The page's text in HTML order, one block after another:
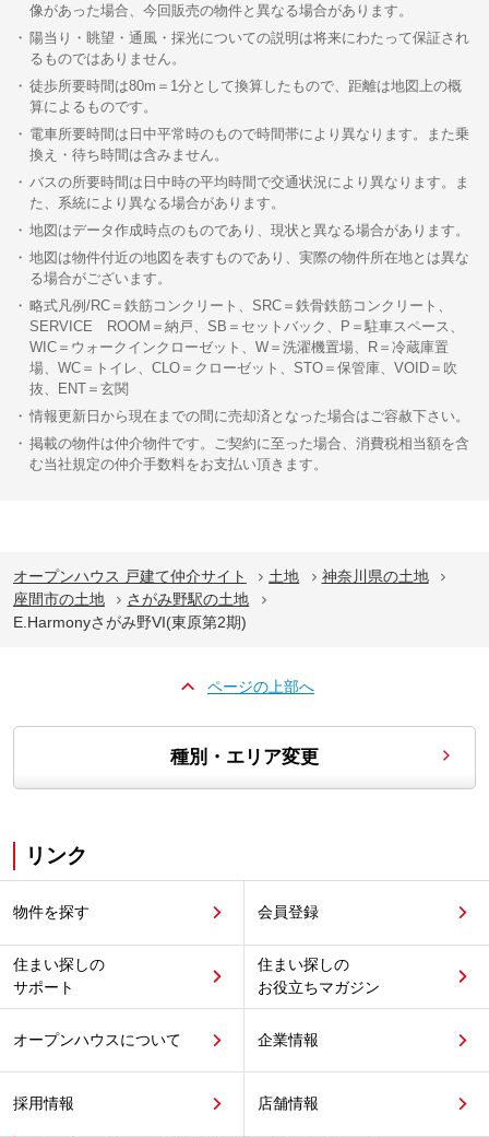
像があった場合、今回販売の物件と異なる場合があります。
陽当り・眺望・通風・採光についての説明は将来にわたって保証され
るものではありません。
徒歩所要時間は80m＝1分として換算したもので、距離は地図上の概
算によるものです。
電車所要時間は日中平常時のもので時間帯により異なります。また乗
換え・待ち時間は含みません。
バスの所要時間は日中時の平均時間で交通状況により異なります。ま
た、系統により異なる場合があります。
地図はデータ作成時点のものであり、現状と異なる場合があります。
地図は物件付近の地図を表すものであり、実際の物件所在地とは異な
る場合がございます。
略式凡例/RC＝鉄筋コンクリート、SRC＝鉄骨鉄筋コンクリート、
SERVICE ROOM＝納戸、SB＝セットバック、P＝駐車スペース、
WIC＝ウォークインクローゼット、W＝洗濯機置場、R＝冷蔵庫置
場、WC＝トイレ、CLO＝クローゼット、STO＝保管庫、VOID＝吹
抜、ENT＝玄関
情報更新日から現在までの間に売却済となった場合はご容赦下さい。
掲載の物件は仲介物件です。ご契約に至った場合、消費税相当額を含
む当社規定の仲介手数料をお支払い頂きます。
オープンハウス 戸建て仲介サイト 土地
神奈川県の土地
座間市の土地
さがみ野駅の土地
E.Harmonyさがみ野VI(東原第2期)
ページの上部へ
種別・エリア変更
リンク
物件を探す 会員登録
住まい探しの
サポート
住まい探しの
お役立ちマガジン
オープンハウスについて 企業情報
採用情報 店舗情報